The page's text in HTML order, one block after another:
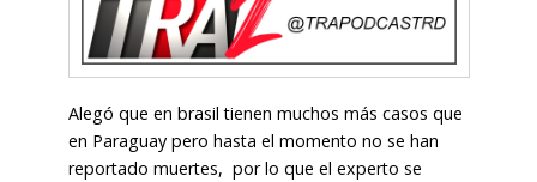
Alegó que en brasil tienen muchos más casos que
en Paraguay pero hasta el momento no se han
reportado muertes, por lo que el experto se